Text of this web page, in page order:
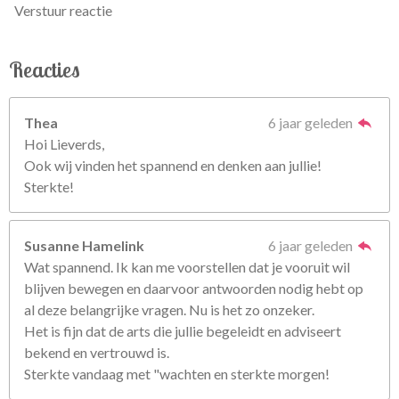
Verstuur reactie
Reacties
Thea
6 jaar geleden
Hoi Lieverds,
Ook wij vinden het spannend en denken aan jullie!
Sterkte!
Susanne Hamelink
6 jaar geleden
Wat spannend. Ik kan me voorstellen dat je vooruit wil
blijven bewegen en daarvoor antwoorden nodig hebt op
al deze belangrijke vragen. Nu is het zo onzeker.
Het is fijn dat de arts die jullie begeleidt en adviseert
bekend en vertrouwd is.
Sterkte vandaag met "wachten en sterkte morgen!